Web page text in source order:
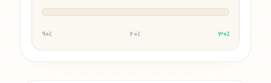
۳۰٪ ۶۰٪ ۹۰٪